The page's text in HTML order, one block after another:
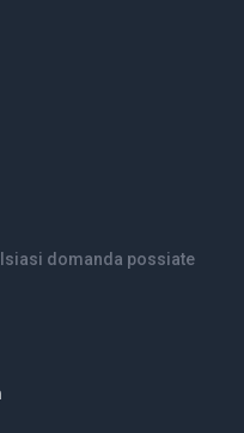
domanda possiate